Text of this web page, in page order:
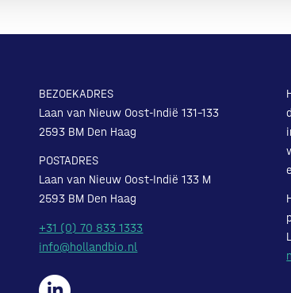
BEZOEKADRES
Laan van Nieuw Oost-Indië 131-133
2593 BM Den Haag
POSTADRES
Laan van Nieuw Oost-Indië 133 M
2593 BM Den Haag
+31 (0) 70 833 1333
info@hollandbio.nl